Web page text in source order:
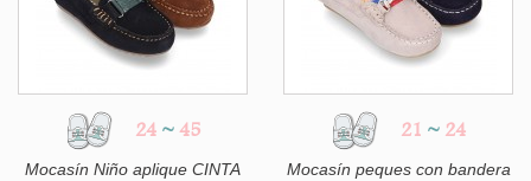
24 ~ 45
Mocasín Niño aplique CINTA
21 ~ 24
Mocasín peques con bandera